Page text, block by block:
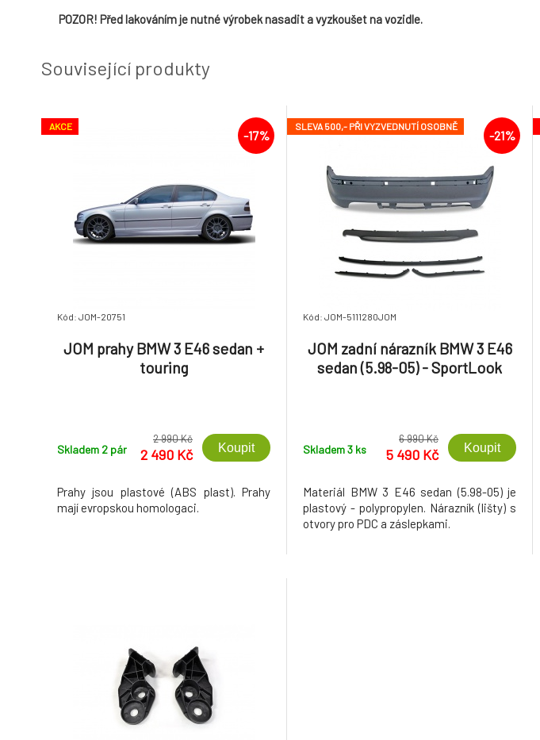
POZOR! Před lakováním je nutné výrobek nasadit a vyzkoušet na vozidle.
Související produkty
AKCE
-17%
Kód: JOM-20751
JOM prahy BMW 3 E46 sedan +
touring
Skladem 2 pár
2 990 Kč
2 490 Kč Koupit
Prahy jsou plastové (ABS plast). Prahy
mají evropskou homologaci.
SLEVA 500,- PŘI VYZVEDNUTÍ OSOBNĚ
-21%
Kód: JOM-5111280JOM
JOM zadní nárazník BMW 3 E46
sedan (5.98-05) - SportLook
Skladem 3 ks
6 990 Kč
5 490 Kč Koupit
Materiál BMW 3 E46 sedan (5.98-05) je
plastový - polypropylen. Nárazník (lišty) s
otvory pro PDC a záslepkami.